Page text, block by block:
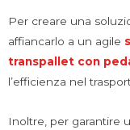
Per creare una
affiancarlo a un agile
transpallet con
l’efficienza nel
Inoltre, per garantire